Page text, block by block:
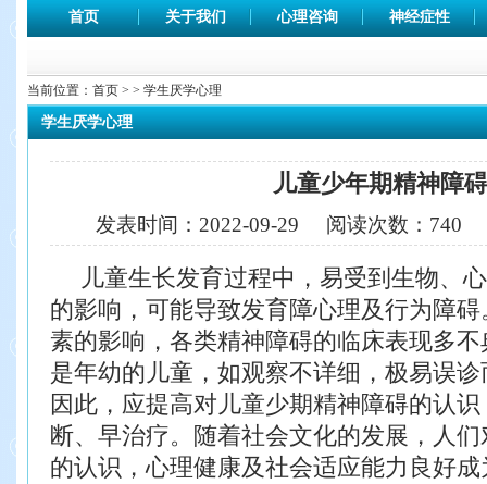
首页 关于我们 心理咨询 神经症性
当前位置： 首页 > > 学生厌学心理
学生厌学心理
儿童少年期精神障碍
发表时间： 2022-09-29 阅读次数： 740
儿童生长发育过程中，易受到生物、
的影响，可能导致发育障心理及行为障
素的影响，各类精神障碍的临床表现多
是年幼的儿童，如观察不详细，极易误
因此，应提高对儿童少期精神障碍的认
断、早治疗。 随着社会文化的发展，人
的认识，心理健康及社会适应能力良好成